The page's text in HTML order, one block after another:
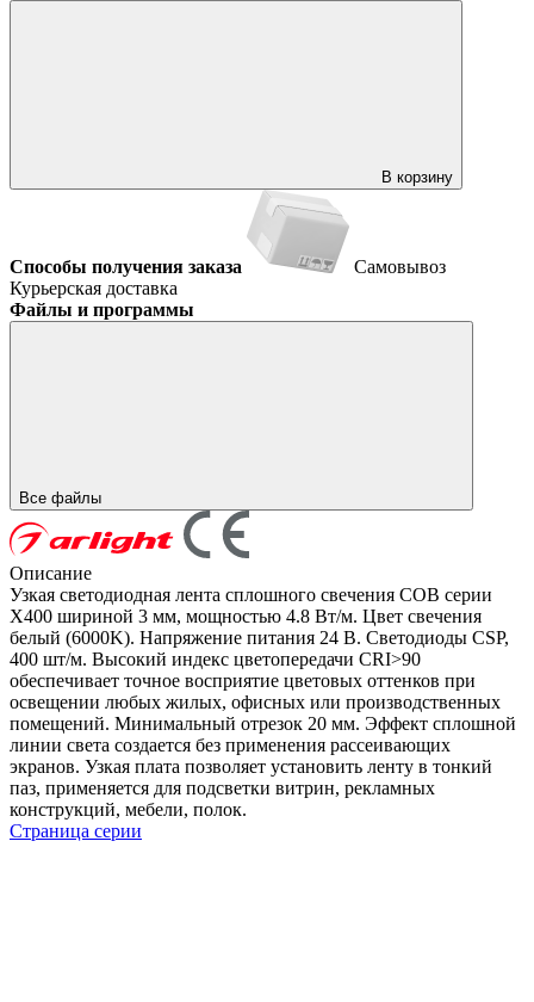
В корзину
Способы получения заказа
Самовывоз
Курьерская доставка
Файлы и программы
Все файлы
Описание
Узкая светодиодная лента сплошного свечения COB серии
X400 шириной 3 мм, мощностью 4.8 Вт/м. Цвет свечения
белый (6000K). Напряжение питания 24 В. Светодиоды CSP,
400 шт/м. Высокий индекс цветопередачи CRI>90
обеспечивает точное восприятие цветовых оттенков при
освещении любых жилых, офисных или производственных
помещений. Минимальный отрезок 20 мм. Эффект сплошной
линии света создается без применения рассеивающих
экранов. Узкая плата позволяет установить ленту в тонкий
паз, применяется для подсветки витрин, рекламных
конструкций, мебели, полок.
Страница серии